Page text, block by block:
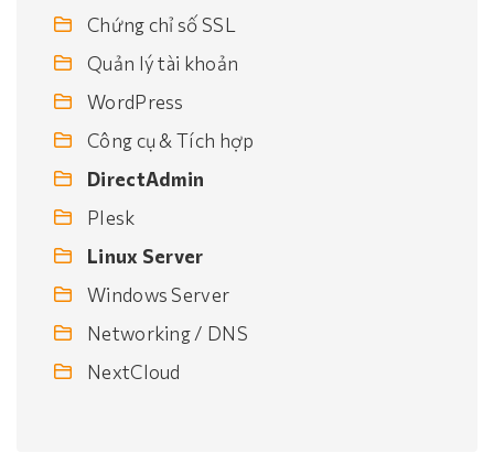
Chứng chỉ số SSL
Quản lý tài khoản
WordPress
Công cụ & Tích hợp
DirectAdmin
Plesk
Linux Server
Windows Server
Networking / DNS
NextCloud